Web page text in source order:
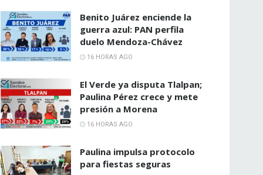
Benito Juárez enciende la
guerra azul: PAN perfila
duelo Mendoza-Chávez
16 HORAS AGO
El Verde ya disputa Tlalpan;
Paulina Pérez crece y mete
presión a Morena
16 HORAS AGO
Paulina impulsa protocolo
para fiestas seguras